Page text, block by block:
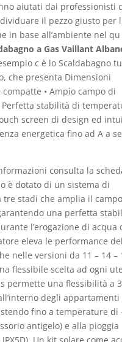
aiutati dai professionisti
il pezzo giusto per
in base all’ambiente nel
a Gas Vaillant
c è lo Scaldabagno
che presenta Dimensioni
• Ampio campo di
Perfetta stabilità di
screen di design ed
energetica fino ad A a
consulta la
è dotato di un sistema di
tre stadi che amplia il
una perfetta
l’erogazione di acqua
eleva le performance
nelle versioni da 11 – 14 –
flessibile scelta ad ogni
permette una flessibilità a
degli appartamenti
fino a temperature di
antigelo) e alla pioggia